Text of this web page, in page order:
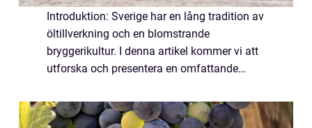
Introduktion: Sverige har en lång tradition av
öltillverkning och en blomstrande
bryggerikultur. I denna artikel kommer vi att
utforska och presentera en omfattande
igenom allt från olika öltyper och dess
popul...